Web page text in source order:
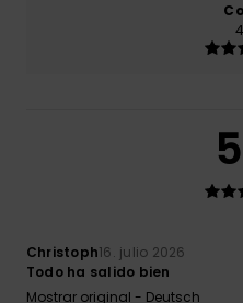
5
Christoph16. julio 2026
Todo ha salido bien
Mostrar original - Deutsch